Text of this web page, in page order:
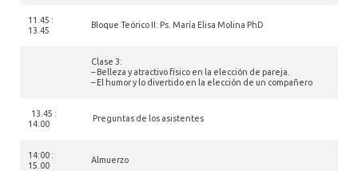
11.45 :
13.45
Bloque Teórico II: Ps. María Elisa Molina PhD
Clase 3:
– Belleza y atractivo físico en la elección de pareja.
– El humor y lo divertido en la elección de un compañero
13.45 :
14:00
Preguntas de los asistentes
14:00 :
15.00
Almuerzo